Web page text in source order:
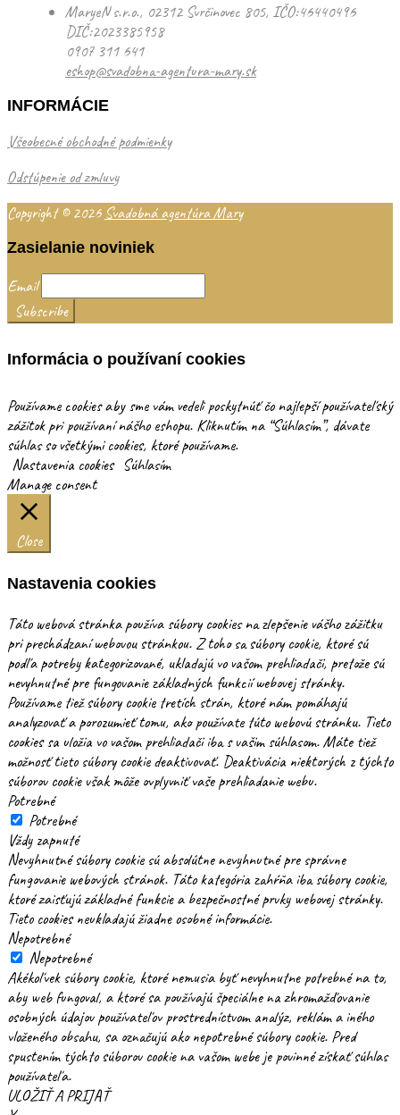
MaryeN s.r.o., 02312 Svrčinovec 805, IČO:46440496
DIČ:2023385958
0907 311 641
eshop@svadobna-agentura-mary.sk
INFORMÁCIE
Všeobecné obchodné podmienky
Odstúpenie od zmluvy
Copyright © 2026 Svadobná agentúra Mary
Zasielanie noviniek
Email
Informácia o používaní cookies
Používame cookies aby sme vám vedeli poskytnúť čo najlepší používateľský
zážitok pri používaní nášho eshopu. Kliknutím na “Súhlasím”, dávate
súhlas so všetkými cookies, ktoré používame.
Nastavenia cookies Súhlasím
Manage consent
Close
Nastavenia cookies
Táto webová stránka používa súbory cookies na zlepšenie vášho zážitku
pri prechádzaní webovou stránkou. Z toho sa súbory cookie, ktoré sú
podľa potreby kategorizované, ukladajú vo vašom prehliadači, pretože sú
nevyhnutné pre fungovanie základných funkcií webovej stránky.
Používame tiež súbory cookie tretích strán, ktoré nám pomáhajú
analyzovať a porozumieť tomu, ako používate túto webovú stránku. Tieto
cookies sa uložia vo vašom prehliadači iba s vašim súhlasom. Máte tiež
možnosť tieto súbory cookie deaktivovať. Deaktivácia niektorých z týchto
súborov cookie však môže ovplyvniť vaše prehliadanie webu.
Potrebné
Potrebné
Vždy zapnuté
Nevyhnutné súbory cookie sú absolútne nevyhnutné pre správne
fungovanie webových stránok. Táto kategória zahŕňa iba súbory cookie,
ktoré zaisťujú základné funkcie a bezpečnostné prvky webovej stránky.
Tieto cookies neukladajú žiadne osobné informácie.
Nepotrebné
Nepotrebné
Akékoľvek súbory cookie, ktoré nemusia byť nevyhnutne potrebné na to,
aby web fungoval, a ktoré sa používajú špeciálne na zhromažďovanie
osobných údajov používateľov prostredníctvom analýz, reklám a iného
vloženého obsahu, sa označujú ako nepotrebné súbory cookie. Pred
spustením týchto súborov cookie na vašom webe je povinné získať súhlas
používateľa.
ULOŽIŤ A PRIJAŤ